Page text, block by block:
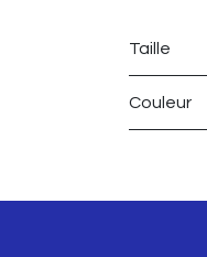
Taille
Couleur